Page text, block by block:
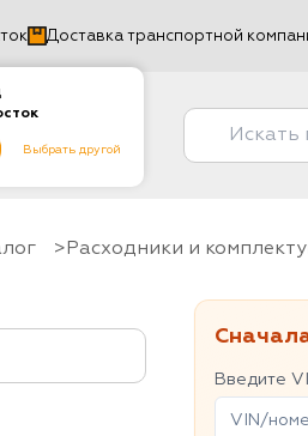
Выбрать другой
Доставка транспортной
Расходники и
Введите